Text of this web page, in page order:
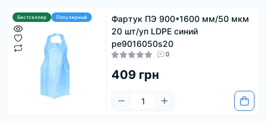
последним требованиям клиента. Ваши
посетители будут с изначально завышенными
ожиданиями, потому что они всегда хотят
лучшего. Покажите вашим клиентам что вы
можете их удивить, сделайте вложение в
современное оборудование для кафе и
могут попробовать только в Париже.
Ваша кухня станет основой вашего ресторана,
Бестселлер Популярный
Фартук ПЭ 900*1600 мм/50 мкм
20 шт/уп LDPE синий
pe9016050s20
0
409 грн